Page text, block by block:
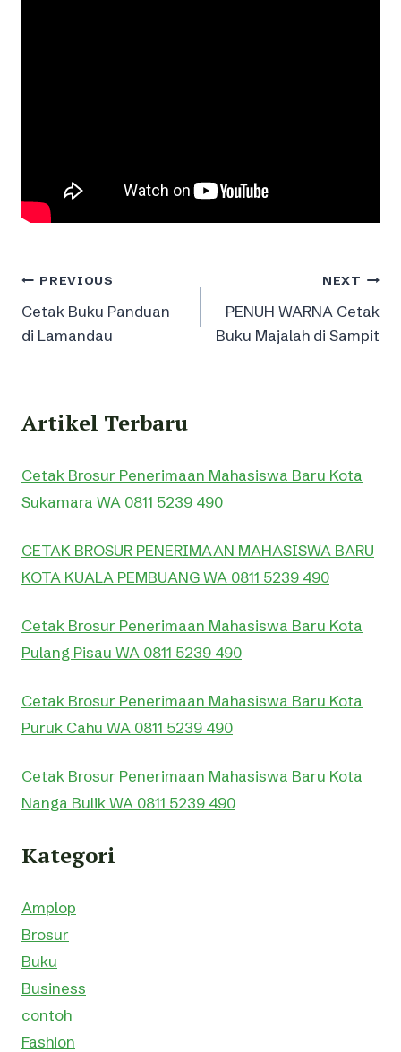
Post
navigation
PREVIOUS
Cetak Buku Panduan
di Lamandau
NEXT
PENUH WARNA Cetak
Buku Majalah di Sampit
Artikel Terbaru
Cetak Brosur Penerimaan Mahasiswa Baru Kota
Sukamara WA 0811 5239 490
CETAK BROSUR PENERIMAAN MAHASISWA BARU
KOTA KUALA PEMBUANG WA 0811 5239 490
Cetak Brosur Penerimaan Mahasiswa Baru Kota
Pulang Pisau WA 0811 5239 490
Cetak Brosur Penerimaan Mahasiswa Baru Kota
Puruk Cahu WA 0811 5239 490
Cetak Brosur Penerimaan Mahasiswa Baru Kota
Nanga Bulik WA 0811 5239 490
Kategori
Amplop
Brosur
Buku
Business
contoh
Fashion